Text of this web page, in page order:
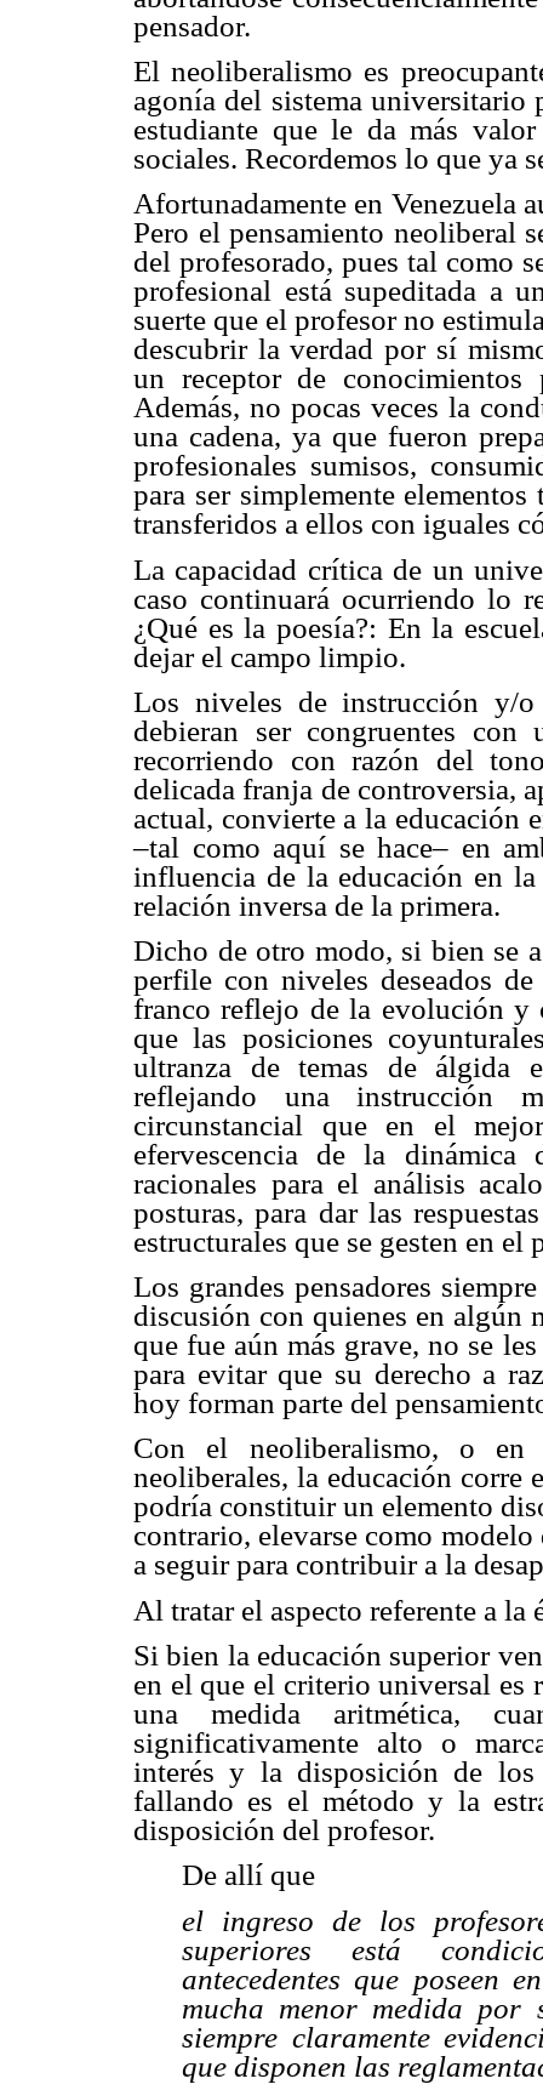
pensador.
El neoliberalismo es
agonía del sistema
estudiante que le da más
sociales. Recordemos lo que ya
Afortunadamente en Venezuela
Pero el pensamiento neoliberal
del profesorado, pues tal como
profesional está supeditada a
suerte que el profesor no
descubrir la verdad por sí
un receptor de conocimientos
Además, no pocas veces la
una cadena, ya que fueron
profesionales sumisos,
para ser simplemente
transferidos a ellos con iguales
La capacidad crítica de un
caso continuará ocurriendo lo
¿Qué es la poesía?: En la
dejar el campo limpio.
Los niveles de instrucción y/
debieran ser congruentes con
recorriendo con razón del
delicada franja de controversia,
actual, convierte a la educación
–tal como aquí se hace– en
influencia de la educación en
relación inversa de la primera.
Dicho de otro modo, si bien se
perfile con niveles deseados
franco reflejo de la evolución y
que las posiciones
ultranza de temas de álgida
reflejando una instrucción
circunstancial que en el
efervescencia de la dinámica
racionales para el análisis
posturas, para dar las
estructurales que se gesten en el
Los grandes pensadores
discusión con quienes en
que fue aún más grave, no se
para evitar que su derecho a
hoy forman parte del
Con el neoliberalismo, o
neoliberales, la educación corre
podría constituir un elemento
contrario, elevarse como modelo
a seguir para contribuir a la
Al tratar el aspecto referente a
Si bien la educación superior
en el que el criterio universal es
una medida aritmética,
significativamente alto o
interés y la disposición de los
fallando es el método y la
disposición del profesor.
De allí que
el ingreso de los
superiores está
antecedentes que poseen
mucha menor medida por
siempre claramente
que disponen las